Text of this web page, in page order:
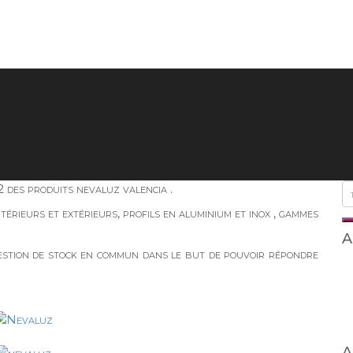
produits nevaluz valencia .
et extérieurs, profils en aluminium et inox , gammes
de stock en commun dans le but de pouvoir répondre